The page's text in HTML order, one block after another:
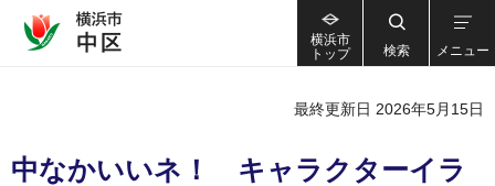
横浜市
トップ
検索 メニュー
最終更新日 2026年5月15日
中なかいいネ！ キャラクターイラ